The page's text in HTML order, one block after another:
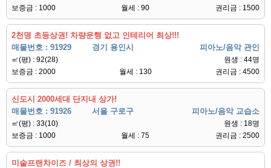
보증금 : 1000
월세 : 90 권리금 : 1500
2천명 초등상권! 차량운행 없고 인테리어 최상!!!
매물번호 : 91929
경기 용인시 피아노/음악 관인
㎡(평) : 92(28)
원생 : 44명
보증금 : 2000
월세 : 130 권리금 : 4500
신도시 2000세대 단지내 상가!
매물번호 : 91926
서울 구로구 피아노/음악 교습소
㎡(평) : 33(10)
원생 : 18명
보증금 : 1000
월세 : 75 권리금 : 2500
미술프랜차이즈 / 최상의 상권!!